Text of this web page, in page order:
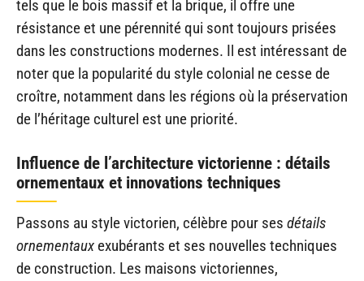
tels que le bois massif et la brique, il offre une
résistance et une pérennité qui sont toujours prisées
dans les constructions modernes. Il est intéressant de
noter que la popularité du style colonial ne cesse de
croître, notamment dans les régions où la préservation
de l’héritage culturel est une priorité.
Influence de l’architecture victorienne : détails
ornementaux et innovations techniques
Passons au style victorien, célèbre pour ses détails
ornementaux exubérants et ses nouvelles techniques
de construction. Les maisons victoriennes,